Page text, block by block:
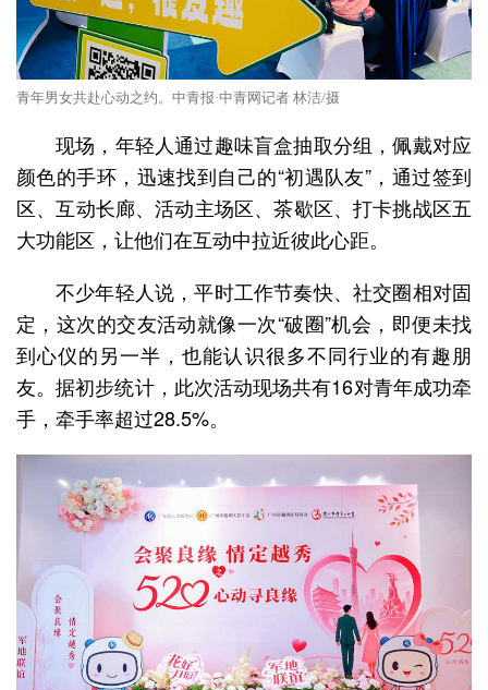
青年男女共赴心动之约。中青报·中青网记者 林洁/摄
现场，年轻人通过趣味盲盒抽取分组，佩戴对应
颜色的手环，迅速找到自己的“初遇队友”，通过签到
区、互动长廊、活动主场区、茶歇区、打卡挑战区五
大功能区，让他们在互动中拉近彼此心距。
不少年轻人说，平时工作节奏快、社交圈相对固
定，这次的交友活动就像一次“破圈”机会，即便未找
到心仪的另一半，也能认识很多不同行业的有趣朋
友。据初步统计，此次活动现场共有16对青年成功牵
手，牵手率超过28.5%。